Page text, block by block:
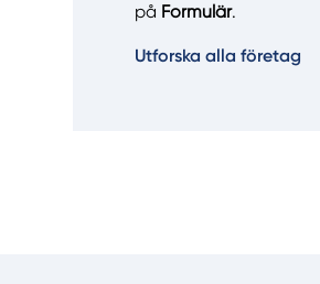
på Formulär.
Utforska alla företag